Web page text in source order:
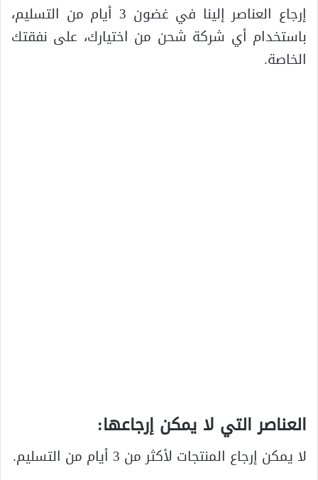
إرجاع العناصر إلينا في غضون 3 أيام من التسليم،
باستخدام أي شركة شحن من اختيارك، على نفقتك
الخاصة.
العناصر التي لا يمكن إرجاعها:
لا يمكن إرجاع المنتجات لأكثر من 3 أيام من التسليم.